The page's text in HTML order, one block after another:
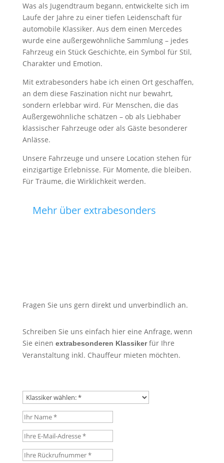
Was als Jugendtraum begann, entwickelte sich im
Laufe der Jahre zu einer tiefen Leidenschaft für
automobile Klassiker. Aus dem einen Mercedes
wurde eine außergewöhnliche Sammlung – jedes
Fahrzeug ein Stück Geschichte, ein Symbol für Stil,
Charakter und Emotion.
Mit extrabesonders habe ich einen Ort geschaffen,
an dem diese Faszination nicht nur bewahrt,
sondern erlebbar wird. Für Menschen, die das
Außergewöhnliche schätzen – ob als Liebhaber
klassischer Fahrzeuge oder als Gäste besonderer
Anlässe.
Unsere Fahrzeuge und unsere Location stehen für
einzigartige Erlebnisse. Für Momente, die bleiben.
Für Träume, die Wirklichkeit werden.
Mehr über extrabesonders
Fragen Sie uns gern direkt und unverbindlich an.
Schreiben Sie uns einfach hier eine Anfrage, wenn
Sie einen extrabesonderen Klassikerfür Ihre
Veranstaltung inkl. Chauffeur mieten möchten.
Klassiker wählen:
Ihr Name
Ihre E-Mail-Adresse
Ihre Rückrufnummer